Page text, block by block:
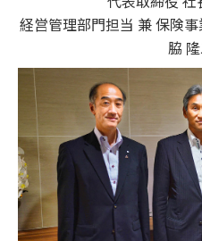
経営管理部門担当 兼 保険
脇